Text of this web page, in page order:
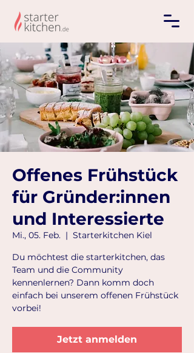
Offenes Frühstück
für Gründer:innen
und Interessierte
Mi., 05. Feb.
  |
Starterkitchen Kiel
Du möchtest die starterkitchen, das
Team und die Community
kennenlernen? Dann komm doch
einfach bei unserem offenen Frühstück
vorbei!
Jetzt anmelden